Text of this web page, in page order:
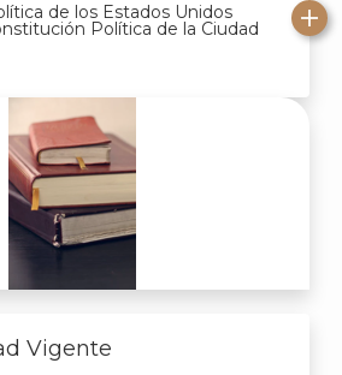
de los Estados Unidos
Política de la Ciudad
Vigente